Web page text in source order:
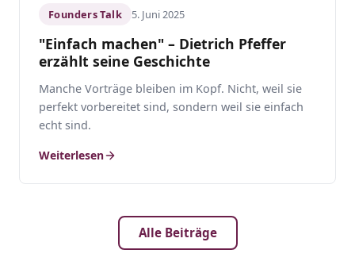
Founders Talk 5. Juni 2025
"Einfach machen" – Dietrich Pfeffer
erzählt seine Geschichte
Manche Vorträge bleiben im Kopf. Nicht, weil sie
perfekt vorbereitet sind, sondern weil sie einfach
echt sind.
Weiterlesen
Alle Beiträge